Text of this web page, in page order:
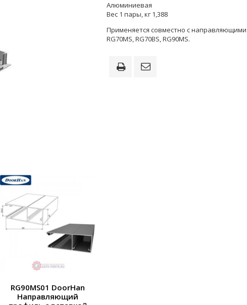
Алюминиевая
Вес 1 пары, кг 1,388
Применяется совместно с направляющими
RG70MS, RG70BS, RG90MS.
RG90MS01 DoorHan
Направляющий